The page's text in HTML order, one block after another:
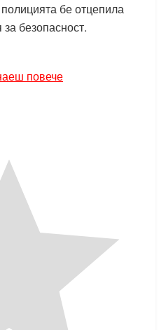
бе отцепила
безопасност.